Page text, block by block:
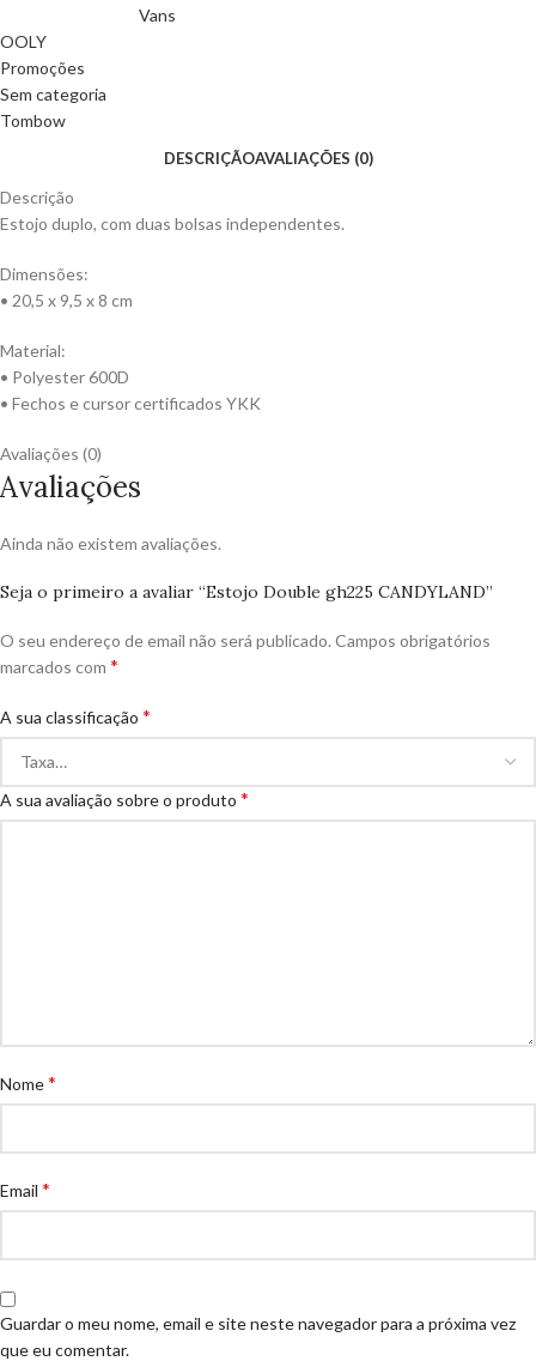
Vans
OOLY
Promoções
Sem categoria
Tombow
DESCRIÇÃOAVALIAÇÕES (0)
Descrição
Estojo duplo, com duas bolsas independentes.
Dimensões:
• 20,5 x 9,5 x 8 cm
Material:
• Polyester 600D
• Fechos e cursor certificados YKK
Avaliações (0)
Avaliações
Ainda não existem avaliações.
Seja o primeiro a avaliar “Estojo Double gh225 CANDYLAND”
O seu endereço de email não será publicado. Campos obrigatórios
marcados com *
A sua classificação *
A sua avaliação sobre o produto *
Nome*
Email *
Guardar o meu nome, email e site neste navegador para a próxima vez
que eu comentar.